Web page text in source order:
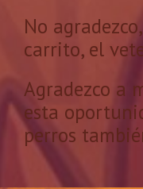
No
carrito, el
Agradezco a
esta
perros